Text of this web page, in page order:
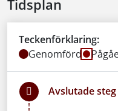
Tidsplan
Teckenförklaring:
Genomförd
Avslutade